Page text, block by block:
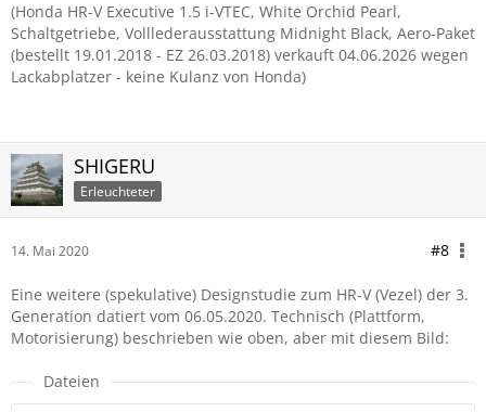
(Honda HR-V Executive 1.5 i-VTEC, White Orchid Pearl,
Schaltgetriebe, Volllederausstattung Midnight Black, Aero-Paket
(bestellt 19.01.2018 - EZ 26.03.2018) verkauft 04.06.2026 wegen
Lackabplatzer - keine Kulanz von Honda)
SHIGERU
Erleuchteter
14. Mai 2020 #8
Eine weitere (spekulative) Designstudie zum HR-V (Vezel) der 3.
Generation datiert vom 06.05.2020. Technisch (Plattform,
Motorisierung) beschrieben wie oben, aber mit diesem Bild:
Dateien